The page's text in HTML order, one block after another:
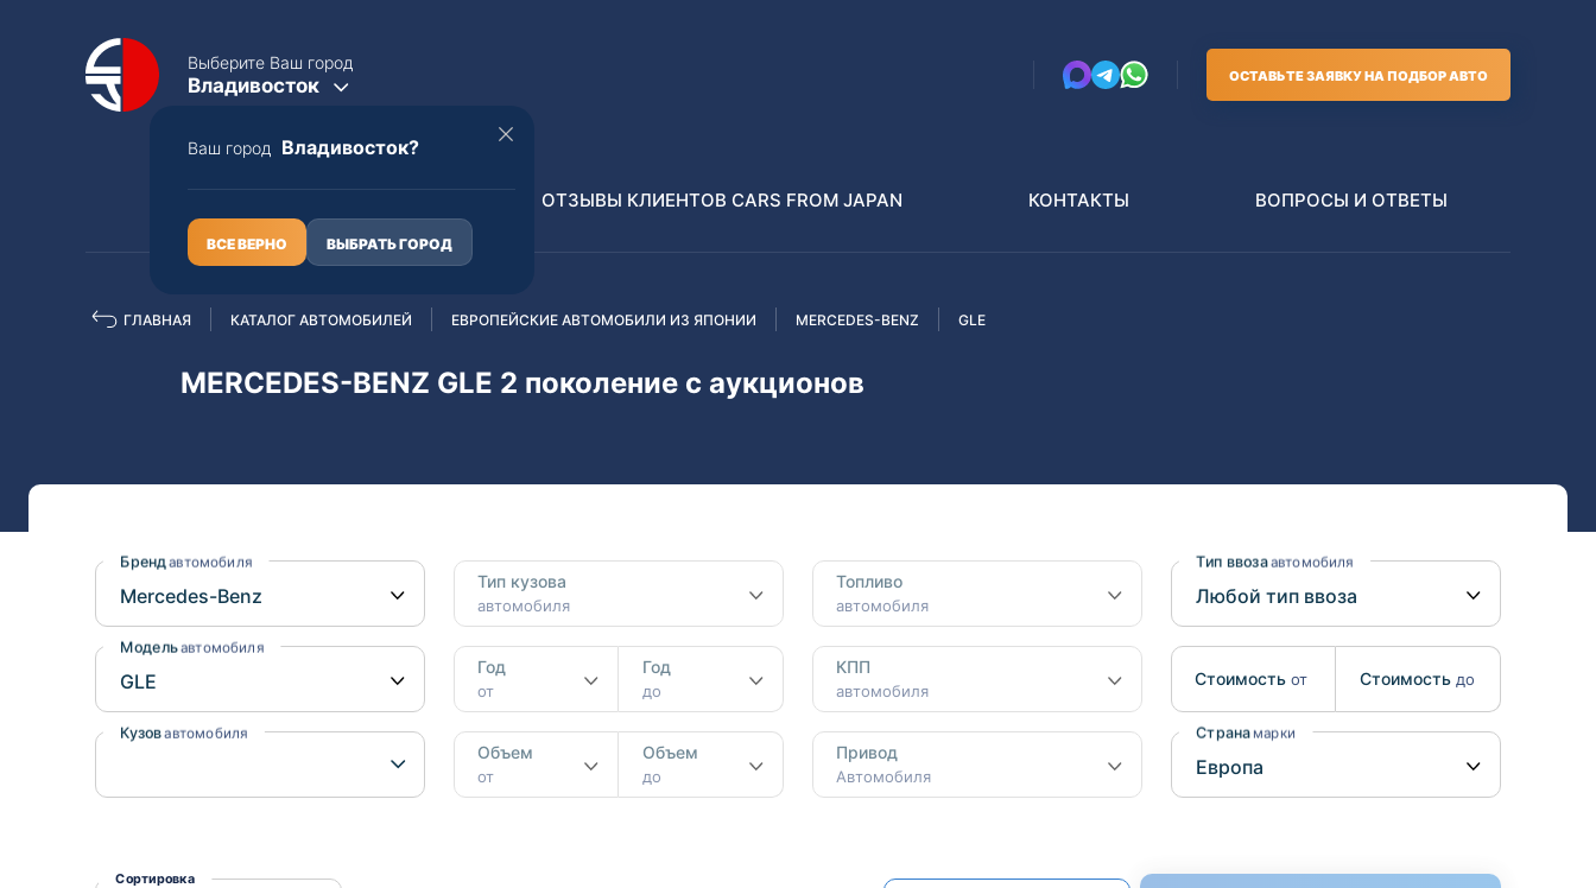
Выберите Ваш город
Владивосток
Ваш город Владивосток?
ВСЕ ВЕРНО ВЫБРАТЬ ГОРОД
ОСТАВЬТЕ ЗАЯВКУ НА ПОДБОР АВТО
Полная пошлина
Nissan
Mazda
Suzuki
Subaru
Mercedes-Benz
Распилы и конструкторы
Nissan
Mazda
Mitsubishi
Subaru
Suzuki
Lexus
Audi
Nissan
Mitsubishi
Isuzu
Hino
ОТЗЫВЫ КЛИЕНТОВ CARS FROM JAPAN КОНТАКТЫ ВОПРОСЫ И ОТВЕТЫ
ГЛАВНАЯ КАТАЛОГ АВТОМОБИЛЕЙ ЕВРОПЕЙСКИЕ АВТОМОБИЛИ ИЗ ЯПОНИИ MERCEDES-BENZ GLE
MERCEDES-BENZ GLE 2 поколение с аукционов
Бренд автомобиля
Модельавтомобиля
Кузовавтомобиля
Тип кузова
автомобиля
Год
от
Год
до
Объем
от
Объем
до
Топливо
автомобиля
КПП
автомобиля
Привод
Автомобиля
Тип ввозаавтомобиля
Стоимость от Стоимость до
Страна марки
Сортировка